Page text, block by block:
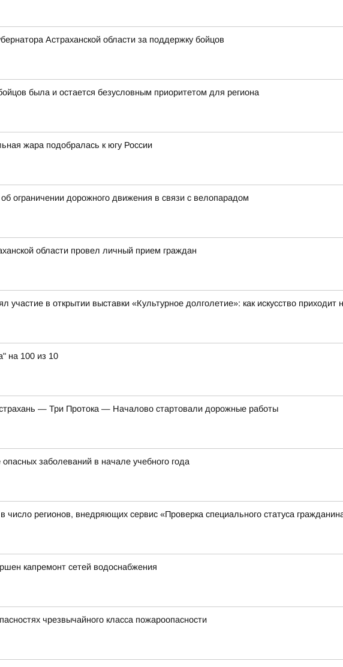
Астраханской области за поддержку бойцов
была и остается безусловным приоритетом для региона
жара подобралась к югу России
ограничении дорожного движения в связи с велопарадом
области провел личный прием граждан
участие в открытии выставки «Культурное долголетие»: как искусство
на 100 из 10
— Три Протока — Началово стартовали дорожные работы
заболеваний в начале учебного года
число регионов, внедряющих сервис «Проверка специального статуса
капремонт сетей водоснабжения
чрезвычайного класса пожароопасности